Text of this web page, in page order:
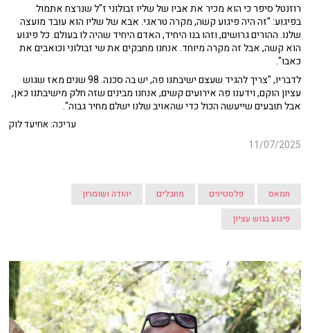
רוזנטל סיפר כי הוא מכיר את אביו של שליו זבולוני ז"ל שנרצח אתמול
בפיגוע: "זה היה פיגוע קשה, מקרה טראגי. אבא של שליו הוא עובד מועצה
שלנו. ההורים גרושים, וזהו בנו היחיד, האדם היחיד שהיה לו בעולם. כל פיגוע
הוא קשה, אבל זה מקרה מיוחד. אנחנו מחבקים את שי זבולוני וכואבים את
כאבו".
לדבריו, "צריך להגיד שעצם ישיבתנו פה, יש בה סכנה. 98 שנים מאז שגוש
עציון הוקם, וידענו פה אירועים קשים, אנחנו מבינים שזה חלק מישיבתנו כאן,
אבל תובעים שייעשה הכול כדי שהאויב שלנו ישלם מחיר גבוה".
עריכה: אחיעד לוק
11/07/2025
חמאס פלסטינים מחבלים
יהודה ושומרון
פיגוע בגוש עציון